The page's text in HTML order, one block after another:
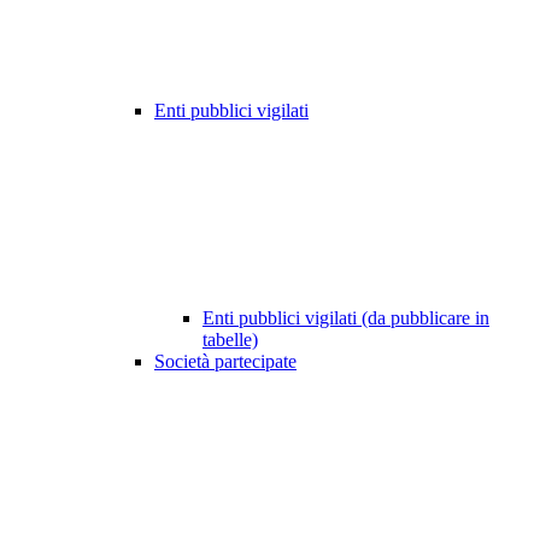
Enti pubblici vigilati
Enti pubblici vigilati (da pubblicare in
tabelle)
Società partecipate